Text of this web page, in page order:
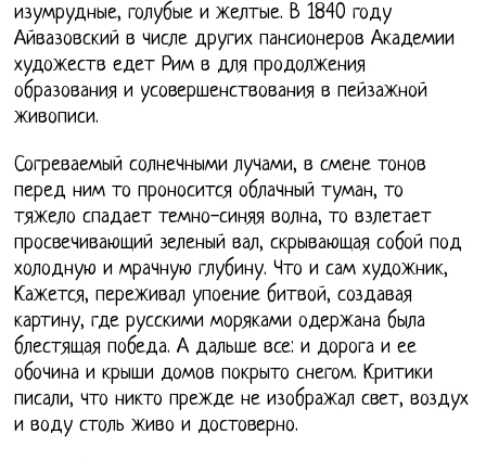
изумрудные, голубые и желтые. В 1840 году
Айвазовский в числе других пансионеров Академии
художеств едет Рим в для продолжения
образования и усовершенствования в пейзажной
живописи.
Согреваемый солнечными лучами, в смене тонов
перед ним то проносится облачный туман, то
тяжело спадает темно-синяя волна, то взлетает
просвечивающий зеленый вал, скрывающая собой под
холодную и мрачную глубину. Что и сам художник,
Кажется, переживал упоение битвой, создавая
картину, где русскими моряками одержана была
блестящая победа. А дальше все: и дорога и ее
обочина и крыши домов покрыто снегом. Критики
писали, что никто прежде не изображал свет, воздух
и воду столь живо и достоверно.